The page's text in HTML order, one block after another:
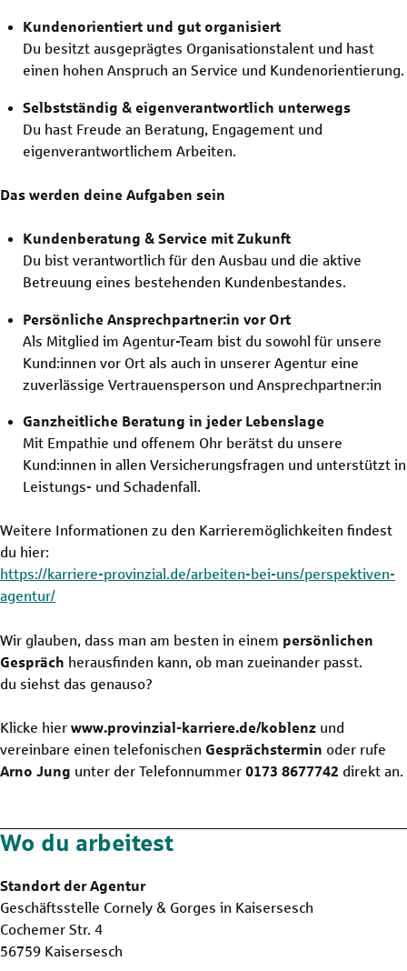
Kundenorientiert und gut organisiert
Du besitzt ausgeprägtes Organisationstalent und hast
einen hohen Anspruch an Service und Kundenorientierung.
Selbstständig & eigenverantwortlich unterwegs
Du hast Freude an Beratung, Engagement und
eigenverantwortlichem Arbeiten.
Das werden deine Aufgaben sein
Kundenberatung & Service mit Zukunft
Du bist verantwortlich für den Ausbau und die aktive
Betreuung eines bestehenden Kundenbestandes.
Persönliche Ansprechpartner:in vor Ort
Als Mitglied im Agentur-Team bist du sowohl für unsere
Kund:innen vor Ort als auch in unserer Agentur eine
zuverlässige Vertrauensperson und Ansprechpartner:in
Ganzheitliche Beratung in jeder Lebenslage
Mit Empathie und offenem Ohr berätst du unsere
Kund:innen in allen Versicherungsfragen und unterstützt in
Leistungs- und Schadenfall.
Weitere Informationen zu den Karrieremöglichkeiten findest
du hier:
https://karriere-provinzial.de/arbeiten-bei-uns/perspektiven-
agentur/
Wir glauben, dass man am besten in einem persönlichen
Gespräch herausfinden kann, ob man zueinander passt.
du siehst das genauso?
Klicke hier www.provinzial-karriere.de/koblenz und
vereinbare einen telefonischen Gesprächstermin oder rufe
Arno Jung unter der Telefonnummer 0173 8677742 direkt an.
Wo du arbeitest
Standort der Agentur
Geschäftsstelle Cornely & Gorges in Kaisersesch
Cochemer Str. 4
56759 Kaisersesch